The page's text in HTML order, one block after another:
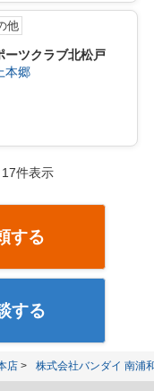
他
ーツクラブ北松戸
本郷
件表示
する
する
店 株式会社バンダイ 南浦